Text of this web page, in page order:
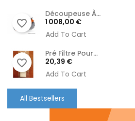
Découpeuse À...
Prix
1 008,00 €
Add To Cart
favorite_border
Pré Filtre Pour...
Prix
20,39 €
Add To Cart
favorite_border
All Bestsellers